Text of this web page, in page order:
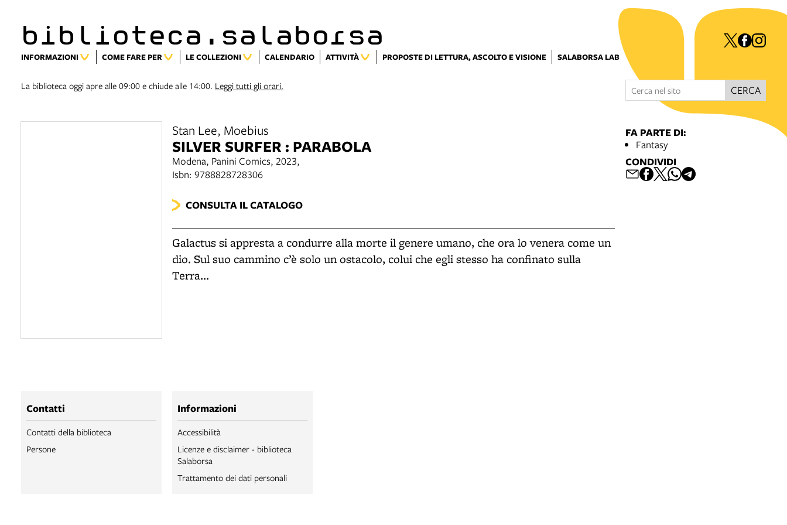
biblioteca.salaborsa
INFORMAZIONI COME FARE PER LE COLLEZIONI CALENDARIO ATTIVITÀ PROPOSTE DI LETTURA, ASCOLTO E VISIONE SALABORSA LAB
La biblioteca oggi apre alle 09:00 e chiude alle 14:00. Leggi tutti gli orari. CERCA
Stan Lee, Moebius
SILVER SURFER : PARABOLA
Modena, Panini Comics, 2023,
Isbn: 9788828728306
CONSULTA IL CATALOGO
Galactus si appresta a condurre alla morte il genere umano, che ora lo venera come un
dio. Sul suo cammino c’è solo un ostacolo, colui che egli stesso ha confinato sulla
Terra...
FA PARTE DI:
Fantasy
CONDIVIDI
Contatti
Contatti della biblioteca
Persone
Informazioni
Accessibilità
Licenze e disclaimer - biblioteca
Salaborsa
Trattamento dei dati personali